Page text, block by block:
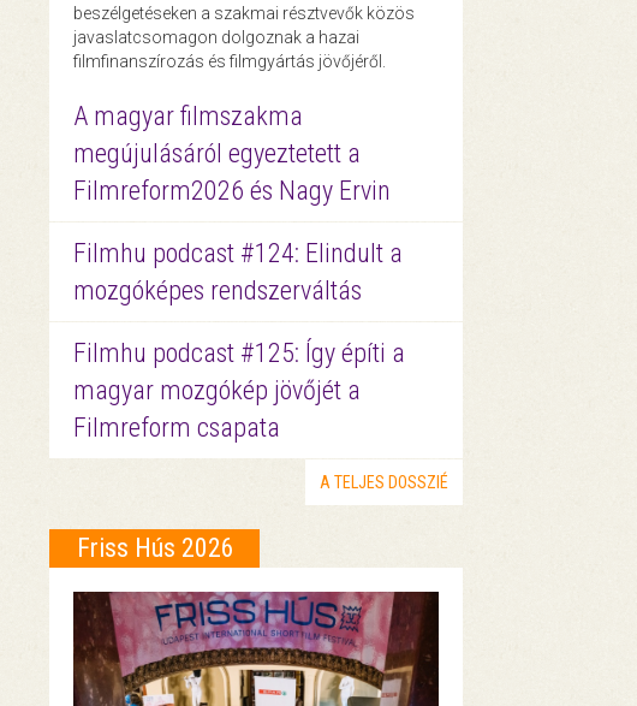
beszélgetéseken a szakmai résztvevők közös
javaslatcsomagon dolgoznak a hazai
filmfinanszírozás és filmgyártás jövőjéről.
A magyar filmszakma
megújulásáról egyeztetett a
Filmreform2026 és Nagy Ervin
Filmhu podcast #124: Elindult a
mozgóképes rendszerváltás
Filmhu podcast #125: Így építi a
magyar mozgókép jövőjét a
Filmreform csapata
A TELJES DOSSZIÉ
Friss Hús 2026